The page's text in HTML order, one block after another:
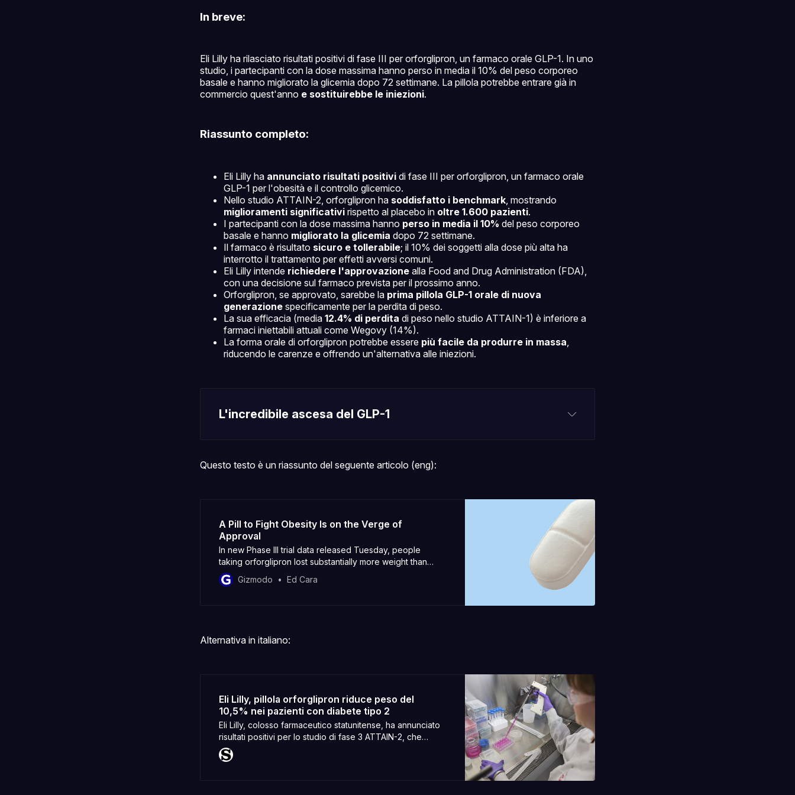
In breve:
Eli Lilly ha rilasciato risultati positivi di fase III per orforglipron, un farmaco orale GLP-1. In uno
studio, i partecipanti con la dose massima hanno perso in media il 10% del peso corporeo
basale e hanno migliorato la glicemia dopo 72 settimane. La pillola potrebbe entrare già in
commercio quest'anno e sostituirebbe le iniezioni.
Riassunto completo:
Eli Lilly ha annunciato risultati positivi di fase III per orforglipron, un farmaco orale
GLP-1 per l'obesità e il controllo glicemico.
Nello studio ATTAIN-2, orforglipron ha soddisfatto i benchmark , mostrando
miglioramenti significativi rispetto al placebo in oltre 1.600 pazienti.
I partecipanti con la dose massima hanno perso in media il 10% del peso corporeo
basale e hanno migliorato la glicemia dopo 72 settimane.
Il farmaco è risultato sicuro e tollerabile; il 10% dei soggetti alla dose più alta ha
interrotto il trattamento per effetti avversi comuni.
Eli Lilly intende richiedere l'approvazione alla Food and Drug Administration (FDA),
con una decisione sul farmaco prevista per il prossimo anno.
Orforglipron, se approvato, sarebbe la prima pillola GLP-1 orale di nuova
generazione specificamente per la perdita di peso.
La sua efficacia (media 12.4% di perdita di peso nello studio ATTAIN-1) è inferiore a
farmaci iniettabili attuali come Wegovy (14%).
La forma orale di orforglipron potrebbe essere più facile da produrre in massa
riducendo le carenze e offrendo un'alternativa alle iniezioni.
L'incredibile ascesa del GLP-1
Questo testo è un riassunto del seguente articolo (eng):
A Pill to Fight Obesity Is on the Verge of
Approval
In new Phase III trial data released Tuesday, people
taking orforglipron lost substantially more weight than
people taking a placebo.
Gizmodo Ed Cara
Alternativa in italiano:
Eli Lilly, pillola orforglipron riduce peso del
10,5% nei pazienti con diabete tipo 2
Eli Lilly, colosso farmaceutico statunitense, ha annunciato
risultati positivi per lo studio di fase 3 ATTAIN-2, che
valuta orforglipron, un agonista…